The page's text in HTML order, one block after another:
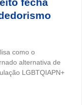
fecha
como o
alternativa de
LGBTQIAPN+